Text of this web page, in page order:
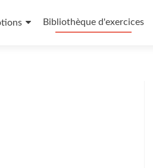
Bibliothèque d'exercices